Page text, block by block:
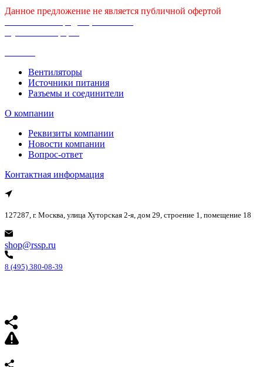
Данное предложение не является публичной офертой
Вентиляторы
Источники питания
Разъемы и соединители
О компании
Реквизиты компании
Новости компании
Вопрос-ответ
Контактная информация
127287, г. Москва, улица Хуторская 2-я, дом 29, строение 1, помещение 18
shop@rssp.ru
8 (495) 380-08-39